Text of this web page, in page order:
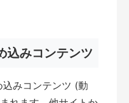
込みコンテンツ
みコンテンツ (動